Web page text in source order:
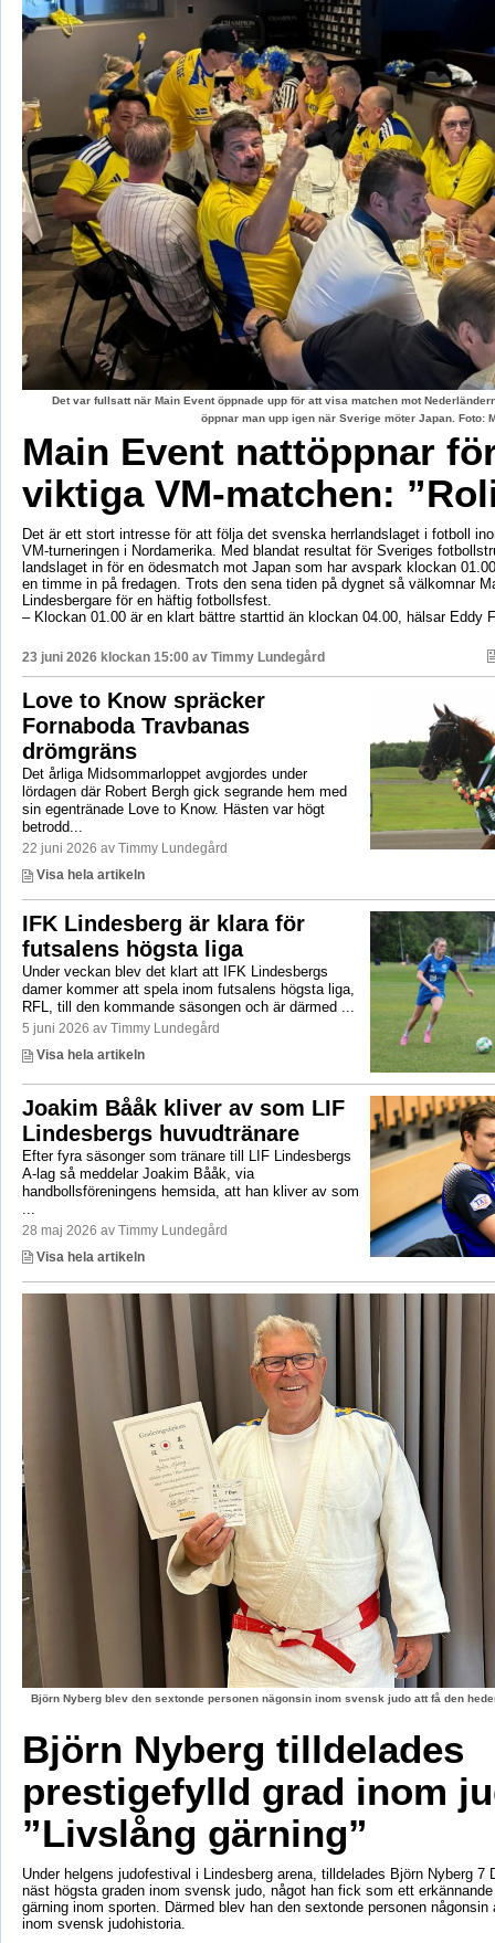
Det var fullsatt när Main Event öppnade upp för att visa matchen mot
öppnar man upp igen när Sverige möter Japan. Foto:
Main Event nattöppnar
viktiga VM-matchen:
Det är ett stort intresse för att följa det svenska herrlandslaget i fotboll
VM-turneringen i Nordamerika. Med blandat resultat för Sveriges
landslaget in för en ödesmatch mot Japan som har avspark klockan
en timme in på fredagen. Trots den sena tiden på dygnet så välkomnar
Lindesbergare för en häftig fotbollsfest.
– Klockan 01.00 är en klart bättre starttid än klockan 04.00, hälsar Eddy
23 juni 2026 klockan 15:00 av Timmy Lundegård
Love to Know spräcker
Fornaboda Travbanas
drömgräns
Det årliga Midsommarloppet avgjordes under
lördagen där Robert Bergh gick segrande hem med
sin egentränade Love to Know. Hästen var högt
betrodd...
22 juni 2026 av Timmy Lundegård
Visa hela artikeln
IFK Lindesberg är klara för
futsalens högsta liga
Under veckan blev det klart att IFK Lindesbergs
damer kommer att spela inom futsalens högsta liga,
RFL, till den kommande säsongen och är därmed ...
5 juni 2026 av Timmy Lundegård
Visa hela artikeln
Joakim Bååk kliver av som LIF
Lindesbergs huvudtränare
Efter fyra säsonger som tränare till LIF Lindesbergs
A-lag så meddelar Joakim Bååk, via
handbollsföreningens hemsida, att han kliver av som
28 maj 2026 av Timmy Lundegård
Visa hela artikeln
Björn Nyberg blev den sextonde personen nägonsin inom svensk judo att få den
Björn Nyberg tilldelades
prestigefylld grad inom
”Livslång gärning”
Under helgens judofestival i Lindesberg arena, tilldelades Björn Nyberg 7
näst högsta graden inom svensk judo, något han fick som ett
gärning inom sporten. Därmed blev han den sextonde personen
inom svensk judohistoria.